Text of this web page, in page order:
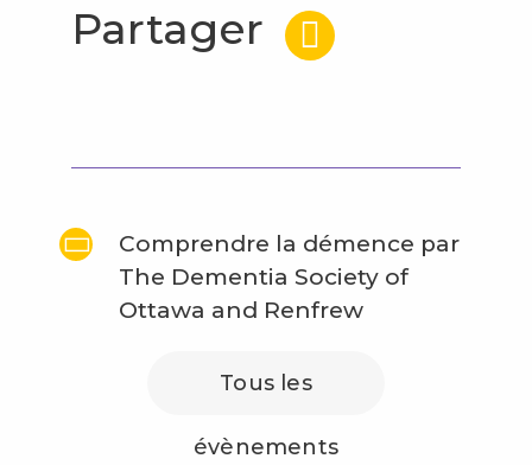
Partager
Comprendre la démence par
The Dementia Society of
Ottawa and Renfrew
Tous les
évènements